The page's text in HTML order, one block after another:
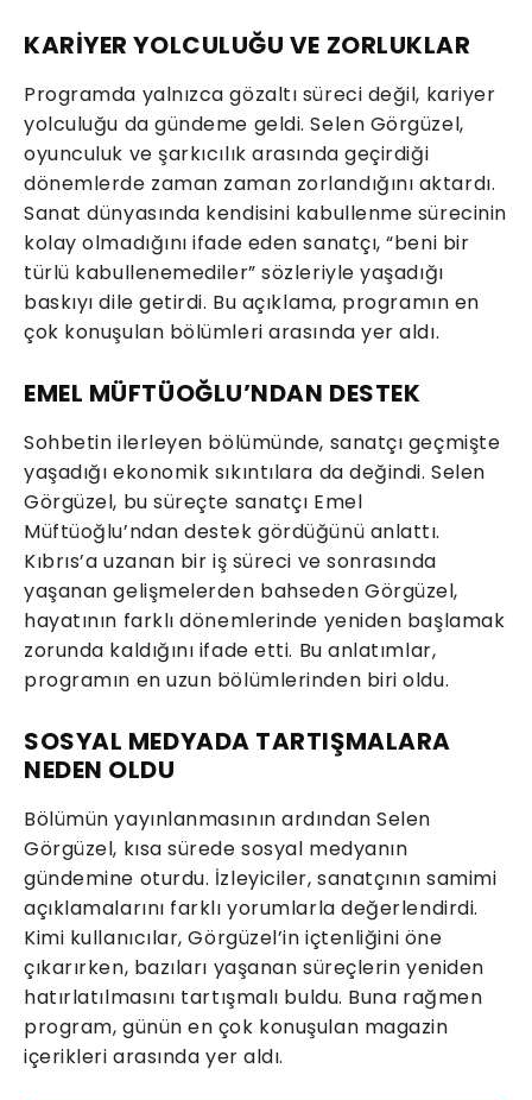
KARİYER YOLCULUĞU VE ZORLUKLAR
Programda yalnızca gözaltı süreci değil, kariyer
yolculuğu da gündeme geldi. Selen Görgüzel,
oyunculuk ve şarkıcılık arasında geçirdiği
dönemlerde zaman zaman zorlandığını aktardı.
Sanat dünyasında kendisini kabullenme sürecinin
kolay olmadığını ifade eden sanatçı, “beni bir
türlü kabullenemediler” sözleriyle yaşadığı
baskıyı dile getirdi. Bu açıklama, programın en
çok konuşulan bölümleri arasında yer aldı.
EMEL MÜFTÜOĞLU’NDAN DESTEK
Sohbetin ilerleyen bölümünde, sanatçı geçmişte
yaşadığı ekonomik sıkıntılara da değindi. Selen
Görgüzel, bu süreçte sanatçı Emel
Müftüoğlu’ndan destek gördüğünü anlattı.
Kıbrıs’a uzanan bir iş süreci ve sonrasında
yaşanan gelişmelerden bahseden Görgüzel,
hayatının farklı dönemlerinde yeniden başlamak
zorunda kaldığını ifade etti. Bu anlatımlar,
programın en uzun bölümlerinden biri oldu.
SOSYAL MEDYADA TARTIŞMALARA
NEDEN OLDU
Bölümün yayınlanmasının ardından Selen
Görgüzel, kısa sürede sosyal medyanın
gündemine oturdu. İzleyiciler, sanatçının samimi
açıklamalarını farklı yorumlarla değerlendirdi.
Kimi kullanıcılar, Görgüzel’in içtenliğini öne
çıkarırken, bazıları yaşanan süreçlerin yeniden
hatırlatılmasını tartışmalı buldu. Buna rağmen
program, günün en çok konuşulan magazin
içerikleri arasında yer aldı.